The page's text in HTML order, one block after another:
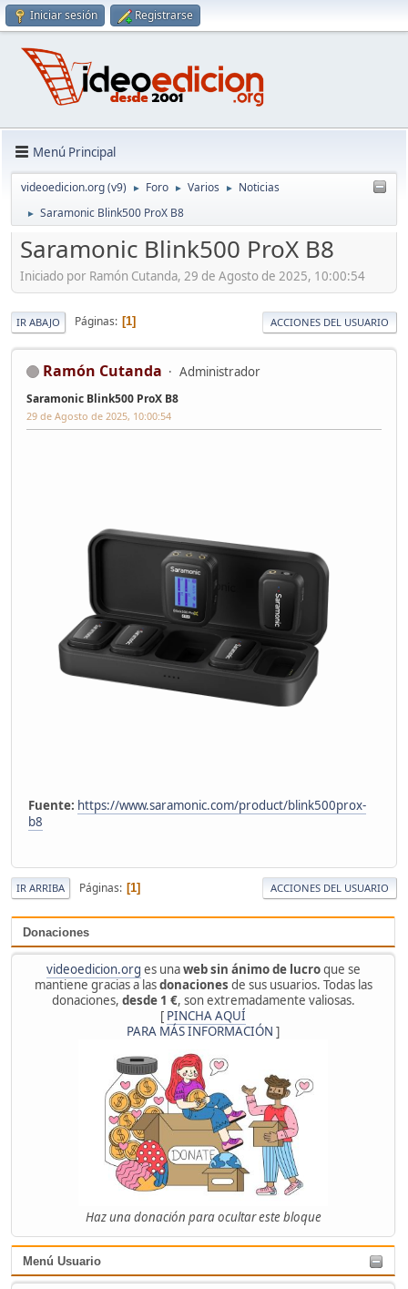
Iniciar sesión Registrarse
Menú Principal
videoedicion.org (v9) ► Foro ► Varios ► Noticias
► Saramonic Blink500 ProX B8
Donaciones
videoedicion.org es unaweb sin ánimo de lucroque se
mantiene gracias a lasdonaciones de sus usuarios. Todas las
donaciones, desde 1 €, son extremadamente valiosas.
[ PINCHA AQUÍ
PARA MÁS INFORMACIÓN ]
Haz una donación para ocultar este bloque
Menú Usuario
Saramonic Blink500 ProX B8
Iniciado por Ramón Cutanda, 29 de Agosto de 2025, 10:00:54
IR ABAJO Páginas 1 ACCIONES DEL USUARIO
Ramón Cutanda Administrador
Saramonic Blink500 ProX B8
29 de Agosto de 2025, 10:00:54
Fuente: https://www.saramonic.com/product/blink500prox-
b8
IR ARRIBA Páginas 1 ACCIONES DEL USUARIO